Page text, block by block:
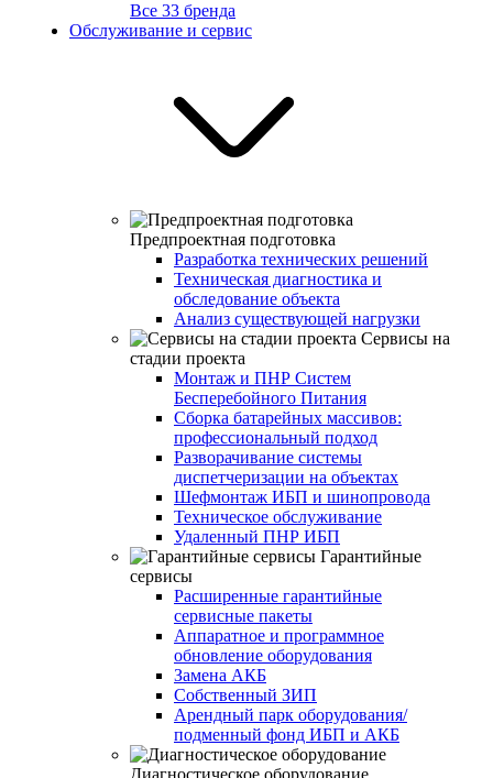
Все 33 бренда
Обслуживание и сервис
Предпроектная подготовка
Разработка технических решений
Техническая диагностика и
обследование объекта
Анализ существующей нагрузки
Сервисы на
стадии проекта
Монтаж и ПНР Систем
Бесперебойного Питания
Сборка батарейных массивов:
профессиональный подход
Разворачивание системы
диспетчеризации на объектах
Шефмонтаж ИБП и шинопровода
Техническое обслуживание
Удаленный ПНР ИБП
Гарантийные
сервисы
Расширенные гарантийные
сервисные пакеты
Аппаратное и программное
обновление оборудования
Замена АКБ
Собственный ЗИП
Арендный парк оборудования/
подменный фонд ИБП и АКБ
Диагностическое оборудование